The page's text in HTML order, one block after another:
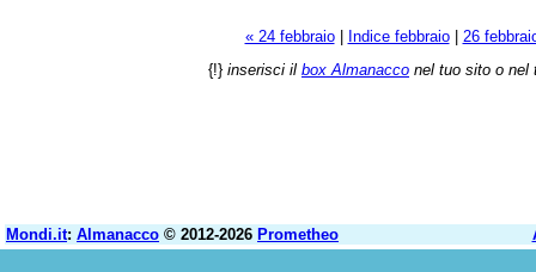
« 24 febbraio| Indice febbraio| 26
{!} inserisci il box Almanacco nel tuo sito o nel
Mondi.it: Almanacco © 2012-2026 Prometheo